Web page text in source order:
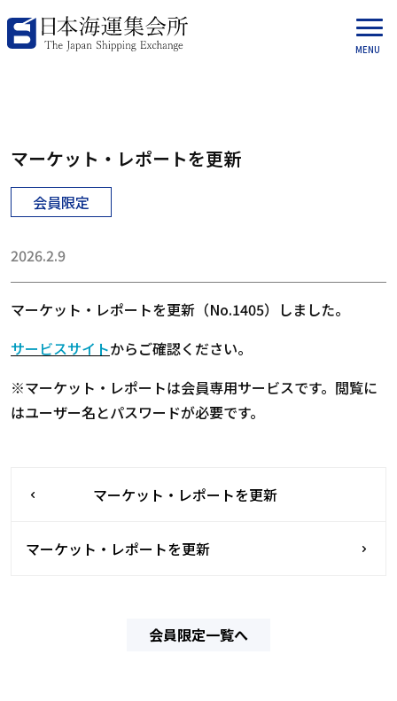
マーケット・レポートを更新
会員限定
2026.2.9
マーケット・レポートを更新（No.1405）しました。
サービスサイトからご確認ください。
※マーケット・レポートは会員専用サービスです。閲覧に
はユーザー名とパスワードが必要です。
マーケット・レポートを更新
マーケット・レポートを更新
会員限定一覧へ